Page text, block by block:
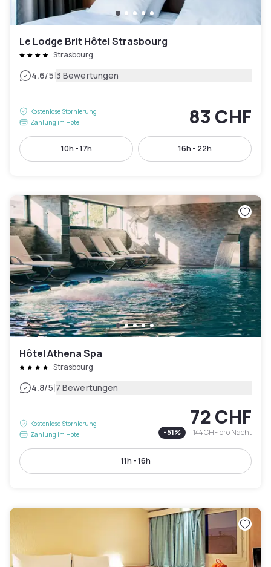
Le Lodge Brit Hôtel Strasbourg
Strasbourg
4.6/5|3 Bewertungen
Kostenlose Stornierung
Zahlung im Hotel
83 CHF
10h - 17h 16h - 22h
Hôtel Athena Spa
Strasbourg
4.8/5|7 Bewertungen
Kostenlose Stornierung
Zahlung im Hotel
72 CHF
-51% 144 CHFpro Nacht
11h - 16h